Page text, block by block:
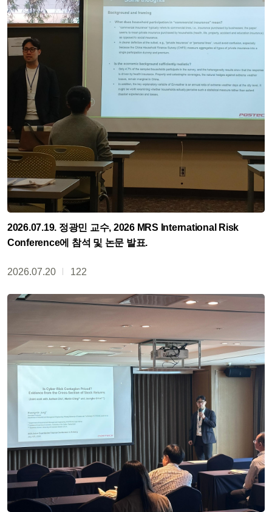
2026.07.19. 정광민 교수, 2026 MRS International Risk
Conference에 참석 및 논문 발표.
2026.07.20 122